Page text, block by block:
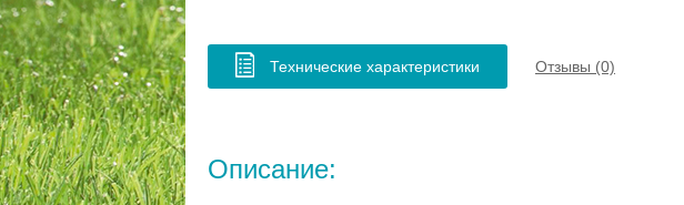
Технические характеристики Отзывы (0)
Описание: